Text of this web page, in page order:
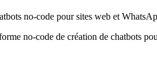
no-code pour sites web et
no-code de création de chatbots